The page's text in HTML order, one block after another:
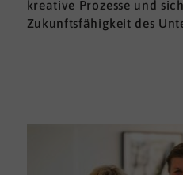
kreative Prozesse und
Zukunftsfähigkeit des